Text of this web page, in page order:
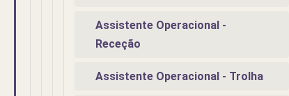
Assistente Operacional -
Receção
Assistente Operacional - Trolha